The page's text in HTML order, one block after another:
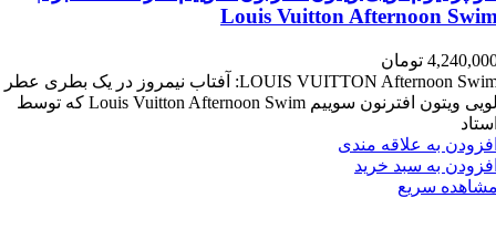
Louis Vuitton Afternoon
تومان
LOUIS VUITTON Afternoon Swim: آفتاب نیمروز در یک بطری عطر
لویی ویتون افترنون سوییم Louis Vuitton Afternoon Swim که توسط
به علاقه مندی
به سبد خرید
سریع